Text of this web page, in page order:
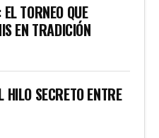
TORNEO QUE
EN TRADICIÓN
HILO SECRETO ENTRE